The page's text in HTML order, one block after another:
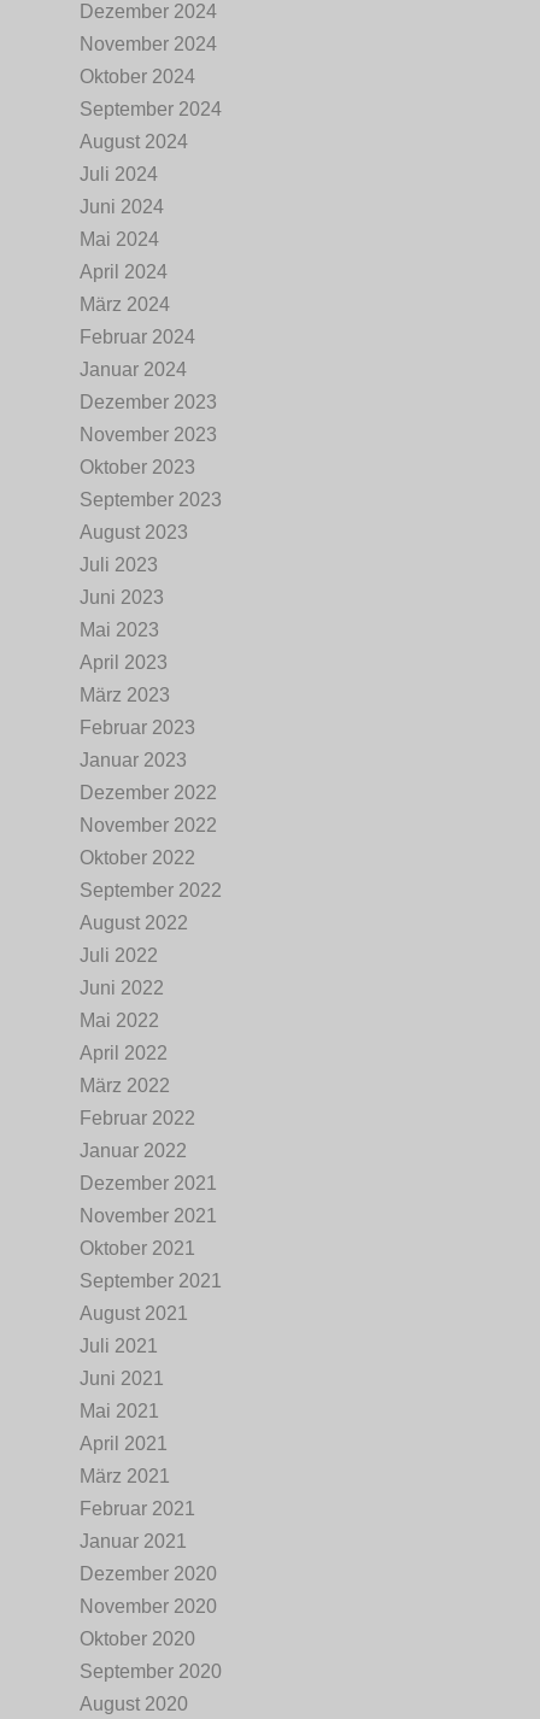
Dezember 2024
November 2024
Oktober 2024
September 2024
August 2024
Juli 2024
Juni 2024
Mai 2024
April 2024
März 2024
Februar 2024
Januar 2024
Dezember 2023
November 2023
Oktober 2023
September 2023
August 2023
Juli 2023
Juni 2023
Mai 2023
April 2023
März 2023
Februar 2023
Januar 2023
Dezember 2022
November 2022
Oktober 2022
September 2022
August 2022
Juli 2022
Juni 2022
Mai 2022
April 2022
März 2022
Februar 2022
Januar 2022
Dezember 2021
November 2021
Oktober 2021
September 2021
August 2021
Juli 2021
Juni 2021
Mai 2021
April 2021
März 2021
Februar 2021
Januar 2021
Dezember 2020
November 2020
Oktober 2020
September 2020
August 2020